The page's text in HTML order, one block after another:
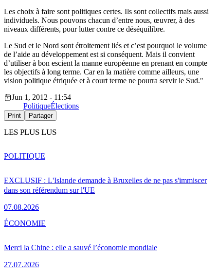
Les choix à faire sont politiques certes. Ils sont collectifs mais aussi
individuels. Nous pouvons chacun d’entre nous, œuvrer, à des
niveaux différents, pour lutter contre ce déséquilibre.
Le Sud et le Nord sont étroitement liés et c’est pourquoi le volume
de l’aide au développement est si conséquent. Mais il convient
d’utiliser à bon escient la manne européenne en prenant en compte
les objectifs à long terme. Car en la matière comme ailleurs, une
vision politique étriquée et à court terme ne pourra servir le Sud."
Jun 1, 2012 - 11:54
PolitiqueÉlections
Print Partager
LES PLUS LUS
EXCLUSIF : L'Islande demande à Bruxelles de ne pas s'immiscer
dans son référendum sur l'UE
07.08.2026
POLITIQUE
Merci la Chine : elle a sauvé l’économie mondiale
27.07.2026
ÉCONOMIE